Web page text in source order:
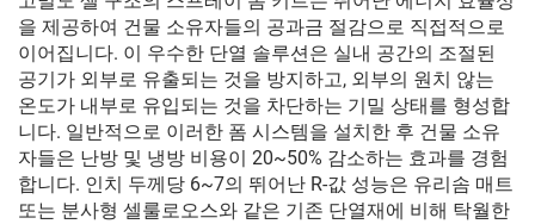
을 제공하여 건물 소유자들의 공과금 절감으로 직접적으로
이어집니다. 이 우수한 단열 솔루션은 실내 공간의 조절된
공기가 외부로 유출되는 것을 방지하고, 외부의 원치 않는
온도가 내부로 유입되는 것을 차단하는 기밀 상태를 형성합
니다. 일반적으로 이러한 폼 시스템을 설치한 후 건물 소유
자들은 난방 및 냉방 비용이 20~50% 감소하는 효과를 경험
합니다. 인치 두께당 6~7의 뛰어난 R-값 성능은 유리솜 매트
또는 분사형 셀룰로오스와 같은 기존 단열재에 비해 탁월한